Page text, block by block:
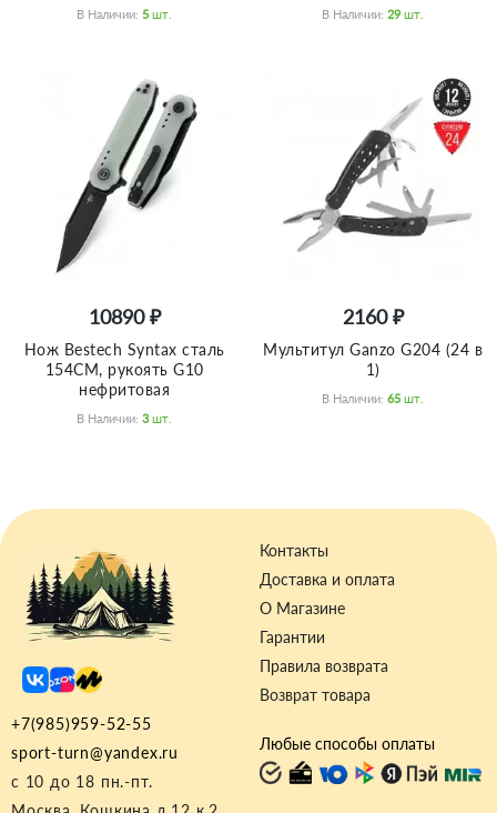
В Наличии: 5 Шт. В Наличии: 29 Шт.
10890 ₽
Нож Bestech Syntax сталь
154CM, рукоять G10
нефритовая
В Наличии: 3 Шт.
2160 ₽
Мультитул Ganzo G204 (24 в
1)
В Наличии: 65 Шт.
Контакты
Доставка и оплата
О Магазине
Гарантии
Правила возврата
Возврат товара
+7(985)959-52-55
sport-turn@yandex.ru
с 10 до 18 пн.-пт.
Любые способы оплаты